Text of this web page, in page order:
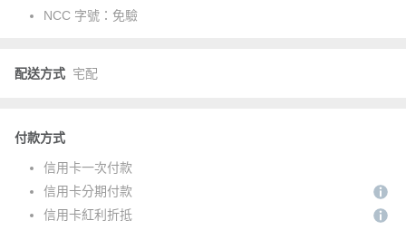
NCC 字號： 免驗
配送方式 宅配
付款方式
信用卡一次付款
信用卡分期付款
信用卡紅利折抵